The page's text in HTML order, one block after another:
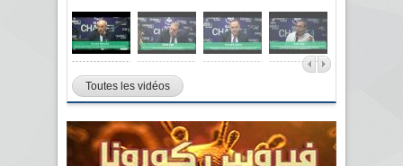
Toutes les vidéos